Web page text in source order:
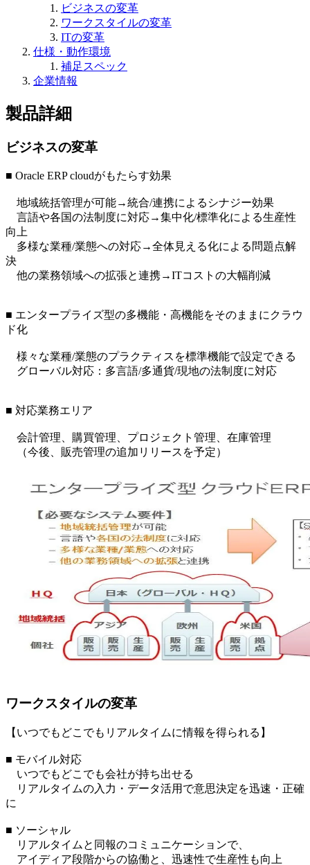
ビジネスの変革
ワークスタイルの変革
ITの変革
仕様・動作環境
補足スペック
企業情報
製品詳細
ビジネスの変革
■ Oracle ERP cloudがもたらす効果
地域統括管理が可能→統合/連携によるシナジー効果
言語や各国の法制度に対応→集中化/標準化による生産性
向上
多様な業種/業態への対応→全体見える化による問題点解
決
他の業務領域への拡張と連携→ITコストの大幅削減
■ エンタープライズ型の多機能・高機能をそのままにクラウ
ド化
様々な業種/業態のプラクティスを標準機能で設定できる
グローバル対応：多言語/多通貨/現地の法制度に対応
■ 対応業務エリア
会計管理、購買管理、プロジェクト管理、在庫管理
（今後、販売管理の追加リリースを予定）
ワークスタイルの変革
【いつでもどこでもリアルタイムに情報を得られる】
■ モバイル対応
いつでもどこでも会社が持ち出せる
リアルタイムの入力・データ活用で意思決定を迅速・正確
に
■ ソーシャル
リアルタイムと同報のコミュニケーションで、
アイディア段階からの協働と、迅速性で生産性も向上